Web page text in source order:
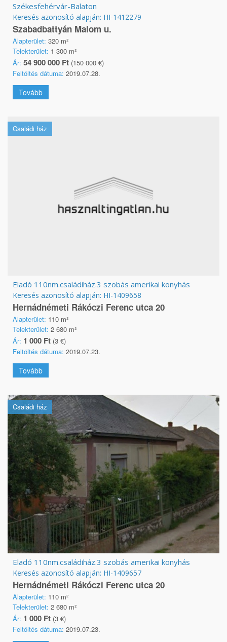
Székesfehérvár-Balaton
Keresés azonosító alapján: HI-1412279
Szabadbattyán Malom u.
Alapterület: 320 m²
Telekterület: 1 300 m²
Ár: 54 900 000 Ft (150 000 €)
Feltöltés dátuma: 2019.07.28.
Tovább
Családi ház
Eladó 110nm.családiház.3 szobás amerikai konyhás
Keresés azonosító alapján: HI-1409658
Hernádnémeti Rákóczi Ferenc utca 20
Alapterület: 110 m²
Telekterület: 2 680 m²
Ár: 1 000 Ft (3 €)
Feltöltés dátuma: 2019.07.23.
Tovább
Családi ház
Eladó 110nm.családiház.3 szobás amerikai konyhás
Keresés azonosító alapján: HI-1409657
Hernádnémeti Rákóczi Ferenc utca 20
Alapterület: 110 m²
Telekterület: 2 680 m²
Ár: 1 000 Ft (3 €)
Feltöltés dátuma: 2019.07.23.